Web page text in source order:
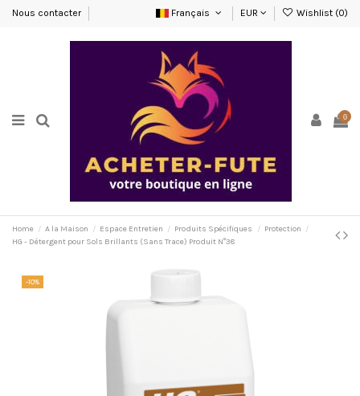
Nous contacter Français EUR Wishlist (0)
0
Home A la Maison Espace Entretien Produits Spécifiques
Protection
HG - Détergent pour Sols Brillants (Sans Trace) Produit N°38
-10%